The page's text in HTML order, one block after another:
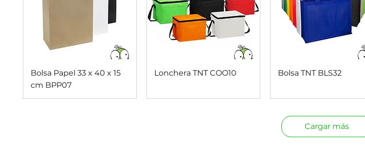
Vista rápida
Bolsa Papel 33 x 40 x 15
cm BPP07
Vista rápida
Lonchera TNT COO10 Vista rápida
Bolsa TNT BLS32
Cargar más